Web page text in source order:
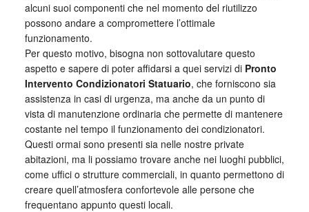
alcuni suoi componenti che nel momento del riutilizzo
possono andare a compromettere l’ottimale
funzionamento.
Per questo motivo, bisogna non sottovalutare questo
aspetto e sapere di poter affidarsi a quei servizi di Pronto
Intervento Condizionatori Statuario, che forniscono sia
assistenza in casi di urgenza, ma anche da un punto di
vista di manutenzione ordinaria che permette di mantenere
costante nel tempo il funzionamento dei condizionatori.
Questi ormai sono presenti sia nelle nostre private
abitazioni, ma li possiamo trovare anche nei luoghi pubblici,
come uffici o strutture commerciali, in quanto permettono di
creare quell’atmosfera confortevole alle persone che
frequentano appunto questi locali.